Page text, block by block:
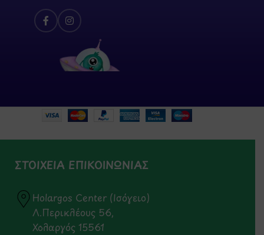
ΣΤΟΙΧΕΙΑ ΕΠΙΚΟΙΝΩΝΙΑΣ
Holargos Center (Ισόγειο)
Λ.Περικλέους 56,
Χολαργός 15561